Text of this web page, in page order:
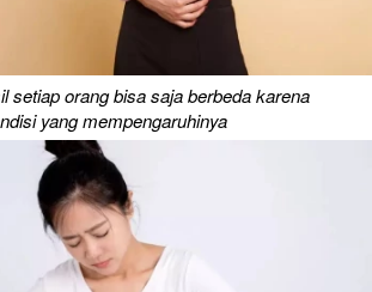
setiap orang bisa saja berbeda karena
yang mempengaruhinya